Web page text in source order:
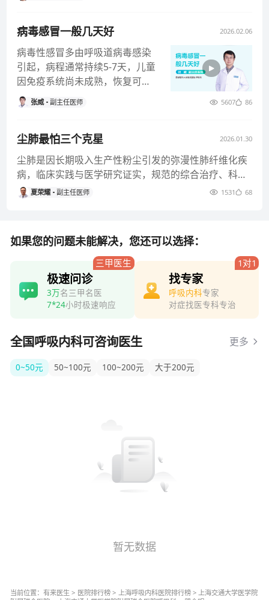
病毒感冒一般几天好 2026.02.06
病毒性感冒多由呼吸道病毒感染
引起，病程通常持续5-7天，儿童
因免疫系统尚未成熟，恢复可能
稍慢，部分孩子还容易反复感
染。在
张威 副主任医师 5607 86
尘肺最怕三个克星 2026.01.30
尘肺是因长期吸入生产性粉尘引发的弥漫性肺纤维化疾
病，临床实践与医学研究证实，规范的综合治疗、科学
的康复管理、严格的病因阻
夏荣耀 副主任医师 1531 68
如果您的问题未能解决，您还可以选择：
三甲医生
极速问诊
3万名三甲名医
7*24小时极速响应
1对1
找专家
呼吸内科专家
对症找医专科专治
全国呼吸内科可咨询医生 更多
0~50元 50~100元 100~200元 大于200元
暂无数据
当前位置： 有来医生 > 医院排行榜 > 上海呼吸内科医院排行榜 > 上海交通大学医学院